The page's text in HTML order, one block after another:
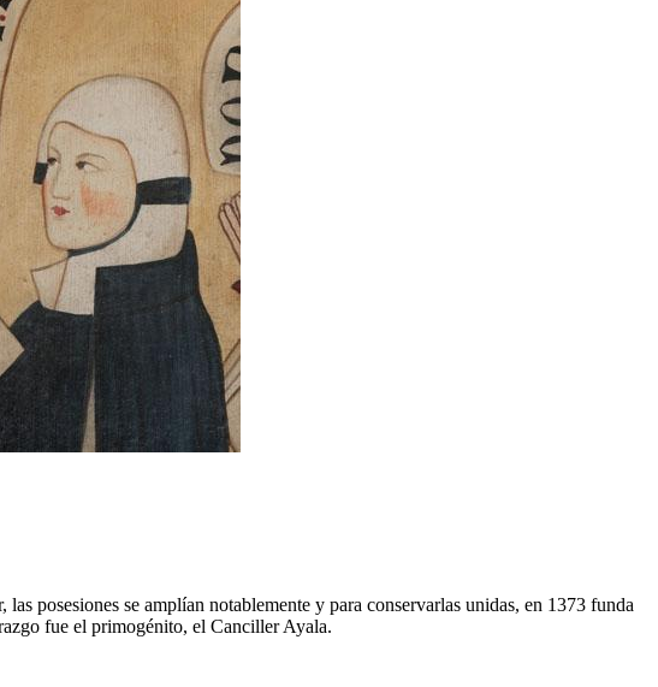
posesiones se amplían notablemente y para conservarlas unidas, en 1373 funda
fue el primogénito, el Canciller Ayala.